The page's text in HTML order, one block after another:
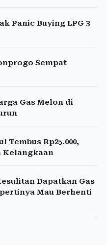
Panic Buying LPG 3
Sempat
Gas Melon di
Tembus Rp25.000,
Kelangkaan
Dapatkan Gas
Mau Berhenti